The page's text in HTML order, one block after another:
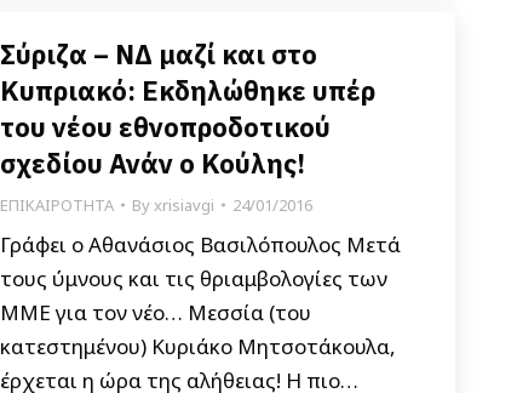
Σύριζα – ΝΔ μαζί και στο
Κυπριακό: Εκδηλώθηκε υπέρ
του νέου εθνοπροδοτικού
σχεδίου Ανάν ο Κούλης!
ΕΠΙΚΑΙΡΟΤΗΤΑ Byxrisiavgi 24/01/2016
Γράφει ο Αθανάσιος Βασιλόπουλος Μετά
τους ύμνους και τις θριαμβολογίες των
ΜΜΕ για τον νέο… Μεσσία (του
κατεστημένου) Κυριάκο Μητσοτάκουλα,
έρχεται η ώρα της αλήθειας! Η πιο…